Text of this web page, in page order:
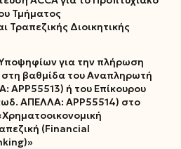
Τμήματος
Τραπεζικής Διοικητικής
για την πλήρωση
βαθμίδα του Αναπληρωτή
ΑΡΡ55513) ή του Επίκουρου
ΑΠΕΛΛΑ: ΑΡΡ55514) στο
(Financial